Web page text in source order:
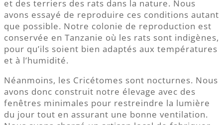
et des terriers des rats dans la nature. Nous
avons essayé de reproduire ces conditions autant
que possible. Notre colonie de reproduction est
conservée en Tanzanie où les rats sont indigènes,
pour qu’ils soient bien adaptés aux températures
et à l’humidité.
Néanmoins, les Cricétomes sont nocturnes. Nous
avons donc construit notre élevage avec des
fenêtres minimales pour restreindre la lumière
du jour tout en assurant une bonne ventilation.